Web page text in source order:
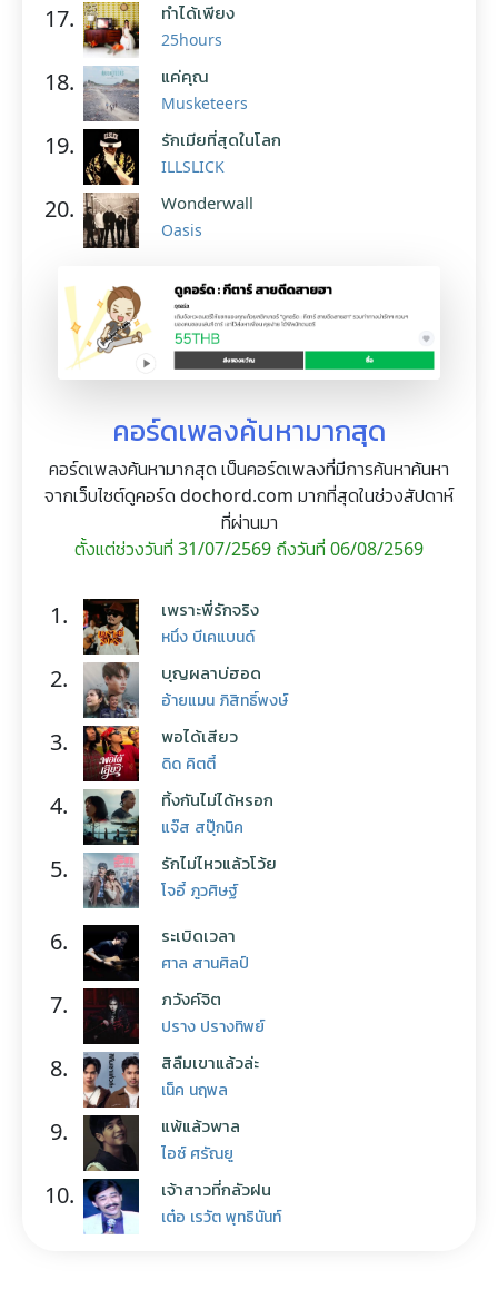
17. ทำได้เพียง
25hours
18. แค่คุณ
Musketeers
19. รักเมียที่สุดในโลก
ILLSLICK
20. Wonderwall
Oasis
คอร์ดเพลงค้นหามากสุด
คอร์ดเพลงค้นหามากสุด เป็นคอร์ดเพลงที่มีการค้นหาค้นหา
จากเว็บไซต์ดูคอร์ด dochord.com มากที่สุดในช่วงสัปดาห์
ที่ผ่านมา
ตั้งแต่ช่วงวันที่ 31/07/2569 ถึงวันที่ 06/08/2569
1. เพราะพี่รักจริง
หนึ่ง บีเคแบนด์
2. บุญผลาบ่ฮอด
อ้ายแมน ภิสิทธิ์พงษ์
3. พอได้เสียว
ดิด คิตตี้
4. ทิ้งกันไม่ได้หรอก
แจ๊ส สปุ๊กนิค
5. รักไม่ไหวแล้วโว้ย
โจอี้ ภูวศิษฐ์
6. ระเบิดเวลา
ศาล สานศิลป์
7. ภวังค์จิต
ปราง ปรางทิพย์
8. สิลืมเขาแล้วล่ะ
เน็ค นฤพล
9. แพ้แล้วพาล
ไอซ์ ศรัณยู
10. เจ้าสาวที่กลัวฝน
เต๋อ เรวัต พุทธินันท์